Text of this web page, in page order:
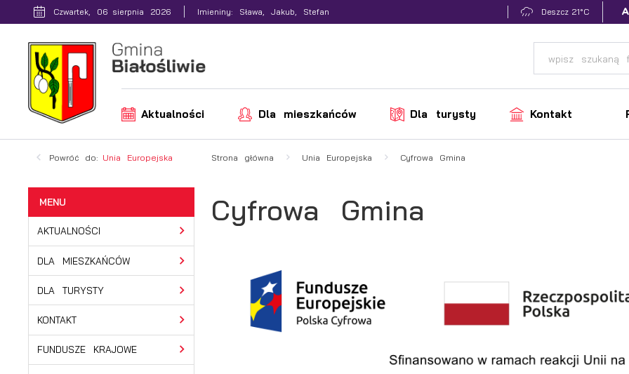
Przejdź do menu.
Przejdź do wyszukiwarki.
Przejdź do treści.
Przejdź do ustawień wielkości czcionki.
Włącz wersję kontrastową strony.
Czwartek, 06 sierpnia 2026 Imieniny: Sława, Jakub, Stefan Deszcz 21°C
Aktualności Dla mieszkańców Dla turysty Kontakt
Powróć do: Unia Europejska Strona główna Unia Europejska Cyfrowa Gmina
AKTUALNOŚCI
DLA MIESZKAŃCÓW
DLA TURYSTY
KONTAKT
FUNDUSZE KRAJOWE
Cyfrowa Gmina